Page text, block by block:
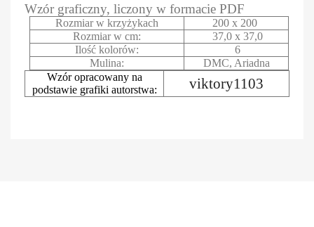
Wzór graficzny, liczony w formacie PDF
Rozmiar w krzyżykach
200 x 200
Rozmiar w cm:
37,0 x 37,0
Ilość kolorów:
6
Mulina:
DMC, Ariadna
Wzór opracowany na
podstawie grafiki autorstwa:
viktory1103